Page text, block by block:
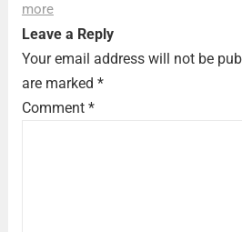
more
Leave a Reply
Your email address will not be
are marked *
Comment *